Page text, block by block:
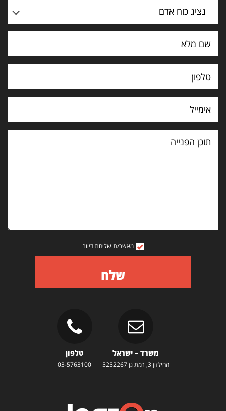
נציג כוח אדם
תוכן
הפנייה
מאשר/ת שליחת דיוור
שלח
משרד – ישראל
החילזון 3, רמת גן 5252267
טלפון
03-5763100